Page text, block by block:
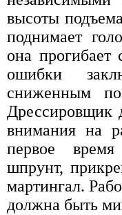
высоты
поднимает
она прогибает
ошибки
сниженным
Дрессировщик
внимания на
первое
шпрунт,
мартингал.
должна быть